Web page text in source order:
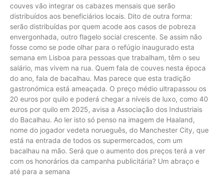
couves vão integrar os cabazes mensais que serão
distribuídos aos beneficiários locais. Dito de outra forma:
serão distribuídas por quem acode aos casos de pobreza
envergonhada, outro flagelo social crescente. Se assim não
fosse como se pode olhar para o refúgio inaugurado esta
semana em Lisboa para pessoas que trabalham, têm o seu
salário, mas vivem na rua. Quem fala de couves nesta época
do ano, fala de bacalhau. Mas parece que esta tradição
gastronómica está ameaçada. O preço médio ultrapassou os
20 euros por quilo e poderá chegar a níveis de luxo, como 40
euros por quilo em 2025, avisa a Associação dos Industriais
do Bacalhau. Ao ler isto só penso na imagem de Haaland,
nome do jogador vedeta norueguês, do Manchester City, que
está na entrada de todos os supermercados, com um
bacalhau na mão. Será que o aumento dos preços terá a ver
com os honorários da campanha publicitária? Um abraço e
até para a semana